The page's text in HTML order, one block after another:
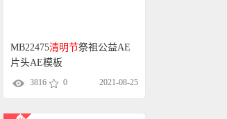
MB22475清明节祭祖公益AE
片头AE模板
3816 0 2021-08-25